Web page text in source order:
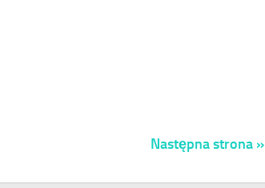
Następna strona »